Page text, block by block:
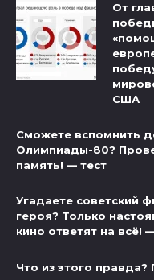
От
США
Сможете вспомнить
Олимпиады-80?
память! — тест
Угадаете советский
героя? Только
кино ответят на всё!
Что из этого правда?